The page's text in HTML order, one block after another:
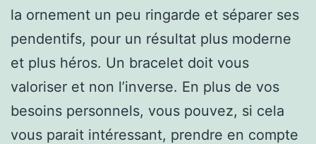
la ornement un peu ringarde et séparer ses
pendentifs, pour un résultat plus moderne
et plus héros. Un bracelet doit vous
valoriser et non l’inverse. En plus de vos
besoins personnels, vous pouvez, si cela
vous parait intéressant, prendre en compte